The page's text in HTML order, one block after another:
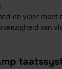
en vloer moet
van